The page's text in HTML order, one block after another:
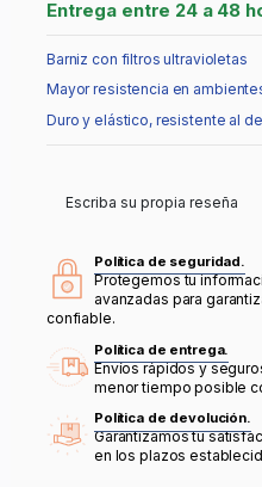
Entrega entre 24 a 48
Barniz con filtros ultravioletas
Mayor resistencia en
Duro y elástico, resistente al
Escriba su propia reseña
Política de seguridad.
Protegemos tu
avanzadas para
confiable.
Política de entrega.
Envíos rápidos y
menor tiempo posible
Política de devolución.
Garantizamos tu
en los plazos